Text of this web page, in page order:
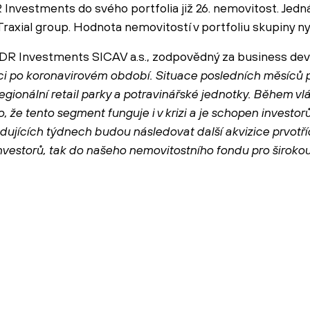
do svého portfolia již 26. nemovitost.
group. Hodnota nemovitostí v portfoliu skupiny
Investments SICAV a.s., zodpovědný za business
po koronavirovém období. Situace posledních měsíců
retail parky a potravinářské jednotky. Během
tento segment funguje i v krizi a je schopen
týdnech budou následovat další akvizice
tak do našeho nemovitostního fondu pro